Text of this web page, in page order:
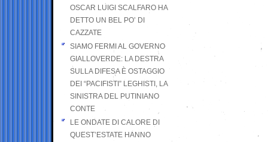
OSCAR LUIGI SCALFARO HA
DETTO UN BEL PO’ DI
CAZZATE
SIAMO FERMI AL GOVERNO
GIALLOVERDE: LA DESTRA
SULLA DIFESA È OSTAGGIO
DEI “PACIFISTI” LEGHISTI, LA
SINISTRA DEL PUTINIANO
CONTE
LE ONDATE DI CALORE DI
QUEST’ESTATE HANNO